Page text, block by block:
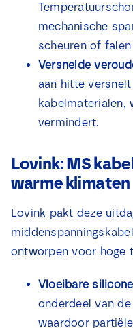
mechanische
scheuren of
Versnelde
aan hitte
kabelmaterialen,
vermindert.
Lovink: MS
warme klimaten
Lovink pakt deze
ontworpen voor hoge
Vloeibare
onderdeel van
waardoor